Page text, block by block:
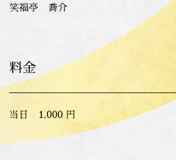
笑福亭 喬介
料金
当日 1,000 円